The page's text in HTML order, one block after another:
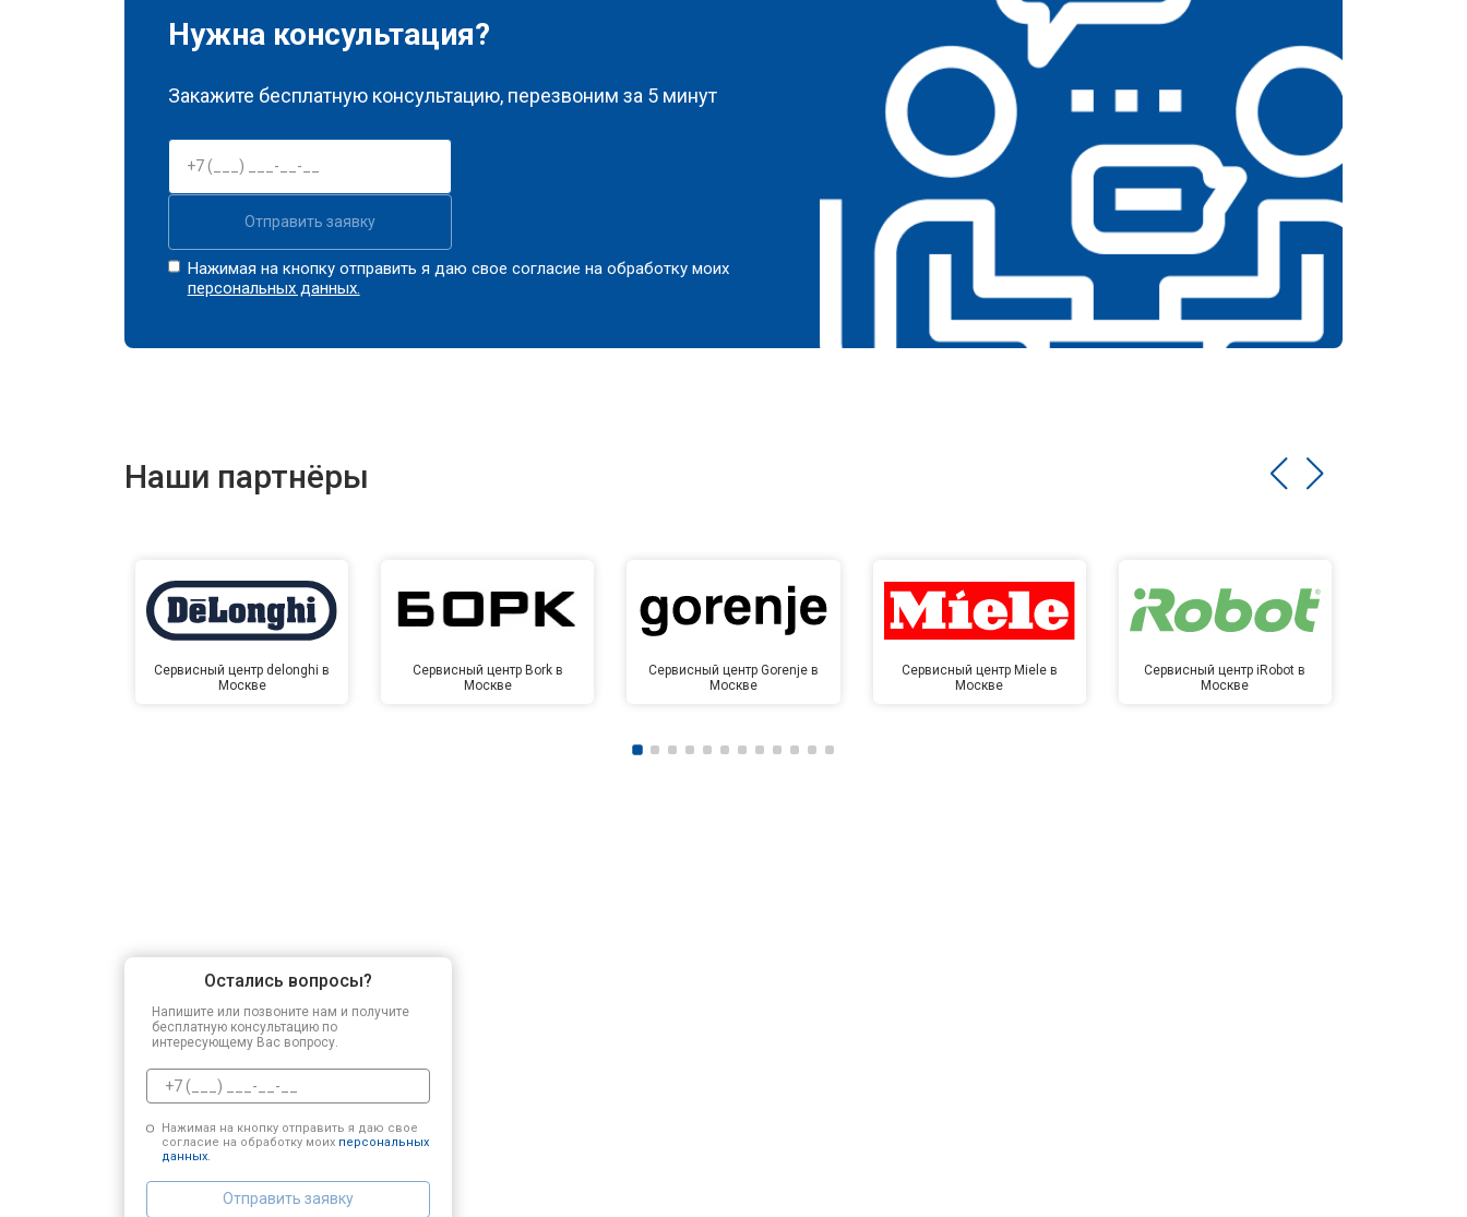
Нужна консультация?
Закажите бесплатную консультацию, перезвоним за 5 минут
Отправить заявку
Нажимая на кнопку отправить я даю свое согласие на обработку моих
персональных данных.
Наши партнёры
Сервисный центр delonghi в
Москве
Сервисный центр Bork в
Москве
Сервисный центр Gorenje в
Москве
Сервисный центр Miele в
Москве
Сервисный центр iRobot в
Москве
Остались вопросы?
Напишите или позвоните нам и получите
бесплатную консультацию по
интересующему Вас вопросу.
Нажимая на кнопку отправить я даю свое
согласие на обработку моих персональных
данных.
Отправить заявку